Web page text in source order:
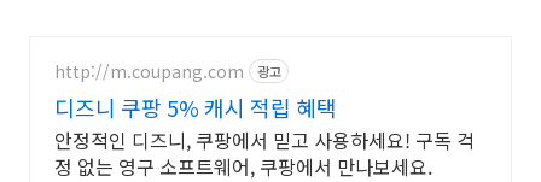
http://m.coupang.com 광고
디즈니 쿠팡 5% 캐시 적립 혜택
안정적인 디즈니, 쿠팡에서 믿고 사용하세요! 구독 걱
정 없는 영구 소프트웨어, 쿠팡에서 만나보세요.